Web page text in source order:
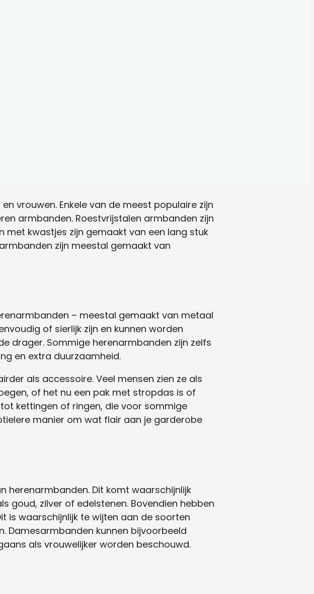
vrouwen. Enkele van de meest populaire zijn
armbanden. Roestvrijstalen armbanden zijn
kwastjes zijn gemaakt van een lang stuk
zijn meestal gemaakt van
– meestal gemaakt van metaal
of sierlijk zijn en kunnen worden
drager. Sommige herenarmbanden zijn zelfs
en extra duurzaamheid.
als accessoire. Veel mensen zien ze als
of het nu een pak met stropdas is of
kettingen of ringen, die voor sommige
manier om wat flair aan je garderobe
herenarmbanden. Dit komt waarschijnlijk
goud, zilver of edelstenen. Bovendien hebben
is waarschijnlijk te wijten aan de soorten
Damesarmbanden kunnen bijvoorbeeld
als vrouwelijker worden beschouwd.